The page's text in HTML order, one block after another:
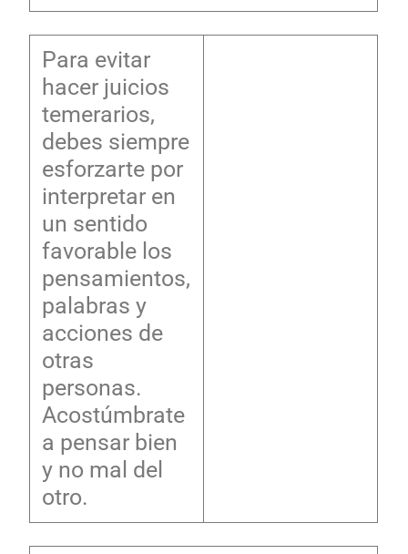
Para evitar
hacer juicios
temerarios,
debes siempre
esforzarte por
interpretar en
un sentido
favorable los
pensamientos,
palabras y
acciones de
otras
personas.
Acostúmbrate
a pensar bien
y no mal del
otro.